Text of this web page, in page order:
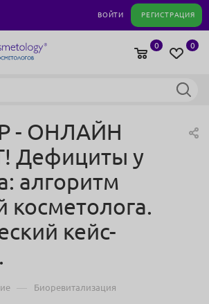
ВОЙТИ РЕГИСТРАЦИЯ
0
0
- ОНЛАЙН
Дефициты у
алгоритм
косметолога.
кейс-
— Биоревитализация